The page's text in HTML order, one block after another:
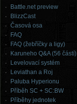
Battle.net preview
BlizzCast
Časová osa
FAQ
FAQ (žebříčky a ligy)
Karuneho Q&A (56 částí)
Levelovací systém
Leviathan a Roj
Paluba Hyperionu
Příběh SC + SC:BW
Příběhy jednotek